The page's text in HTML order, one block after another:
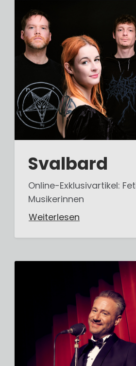
Svalbard
Online-Exklusivartikel:
Musikerinnen
Weiterlesen